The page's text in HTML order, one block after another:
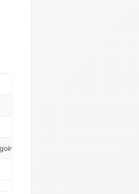
Leprince-Ringuet, André Marcon,